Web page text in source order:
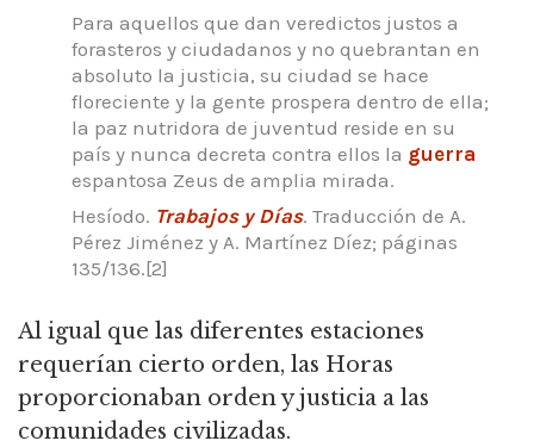
Para aquellos que dan veredictos justos a
forasteros y ciudadanos y no quebrantan en
absoluto la justicia, su ciudad se hace
floreciente y la gente prospera dentro de ella;
la paz nutridora de juventud reside en su
país y nunca decreta contra ellos la guerra
espantosa Zeus de amplia mirada.
Hesíodo. Trabajos y Días. Traducción de A.
Pérez Jiménez y A. Martínez Díez; páginas
135/136.[2]
Al igual que las diferentes estaciones
requerían cierto orden, las Horas
proporcionaban orden y justicia a las
comunidades civilizadas.